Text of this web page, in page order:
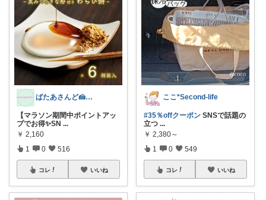
ばたあさんど🍰テンション爆上がりな生活
【マラソン期間中ポイントアッ
プでお得✨SN ...
￥ 2,160
1 0 516
コレ いいね
ここ*Second-life
#35％offクーポン SNSで話題の
立つ ...
￥ 2,380～
1 0 549
コレ いいね